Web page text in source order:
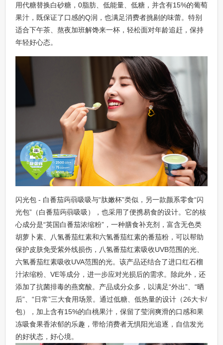
用代糖替换白砂糖，0脂肪、低能量、低糖，并含有15%的葡萄
果汁，既保证了口感的Q润，也满足消费者挑剔的味蕾。特别
适合下午茶、熬夜加班解馋来一杯，轻松面对年龄追赶，保持
年轻好心态。
闪光包 - 白番茄蒟蒻吸吸与“肽嫩杯”类似，另一款颜系零食“闪
光包”（白番茄蒟蒻吸吸），也采用了便携易食的设计。它的核
心成分是“英国白番茄浓缩粉”，一种膳食补充剂，富含无色类
胡萝卜素、八氢番茄红素和六氢番茄红素的番茄粉，可以帮助
保护皮肤免受紫外线损伤，八氢番茄红素吸收UVB范围的光、
六氢番茄红素吸收UVA范围的光。该产品还结合了进口红石榴
汁浓缩粉、VE等成分，进一步应对光损后的需求。除此外，还
添加了抗菌排毒的燕窝酸。产品成分众多，以满足“外出”、“晒
后”、“日常”三大食用场景。通过低糖、低热量的设计（26大卡/
包），加上含有15%的白桃果汁，保留了莹润爽滑的口感和果
冻吸食果香浓郁的乐趣，带给消费者无惧阳光追逐，自信发光
的好状态，好心境。